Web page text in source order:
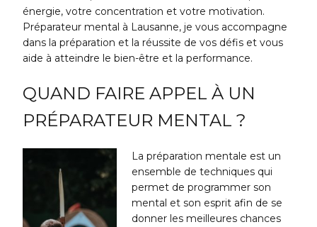
énergie, votre concentration et votre motivation.
Préparateur mental à Lausanne, je vous accompagne
dans la préparation et la réussite de vos défis et vous
aide à atteindre le bien-être et la performance.
QUAND FAIRE APPEL À UN
PRÉPARATEUR MENTAL ?
La préparation mentale est un
ensemble de techniques qui
permet de programmer son
mental et son esprit afin de se
donner les meilleures chances